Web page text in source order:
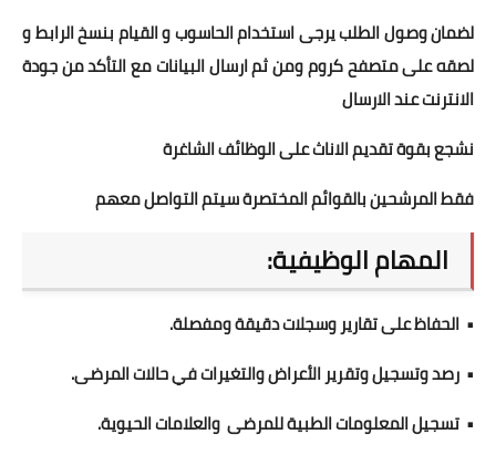
لضمان وصول الطلب يرجى استخدام الحاسوب و القيام بنسخ الرابط و
لصقه على متصفح كروم ومن ثم ارسال البيانات مع التأكد من جودة
الانترنت عند الارسال
نشجع بقوة تقديم الاناث على الوظائف الشاغرة
فقط المرشحين بالقوائم المختصرة سيتم التواصل معهم
المهام الوظيفية:
• الحفاظ على تقارير وسجلات دقيقة ومفصلة.
• رصد وتسجيل وتقرير الأعراض والتغيرات في حالات المرضى.
• تسجيل المعلومات الطبية للمرضى والعلامات الحيوية.